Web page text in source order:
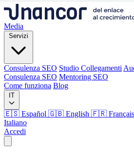
Media
Servizi
Consulenza SEO Studio Collegamenti
Consulenza SEO Mentoring SEO
Come funziona Blog
IT
🇪🇸 Español 🇬🇧 English 🇫🇷 Français
Italiano
Accedi